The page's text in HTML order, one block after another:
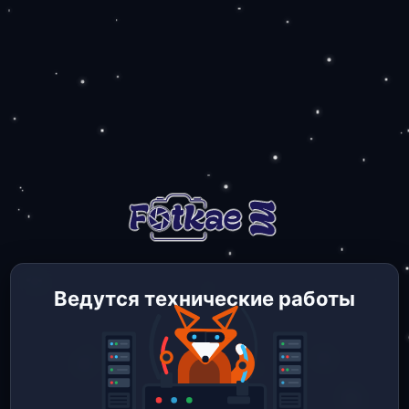
Ведутся технические работы